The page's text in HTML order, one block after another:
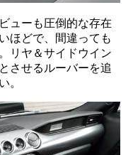
ューも圧倒的な存在
ほどで、間違っても
リヤ＆サイドウイン
させるルーバーを追
。